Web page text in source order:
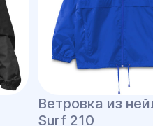
Ветровка из
Surf 210